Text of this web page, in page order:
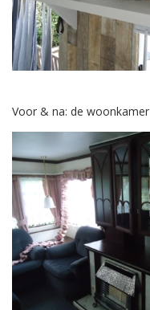
Voor & na: de woonkamer